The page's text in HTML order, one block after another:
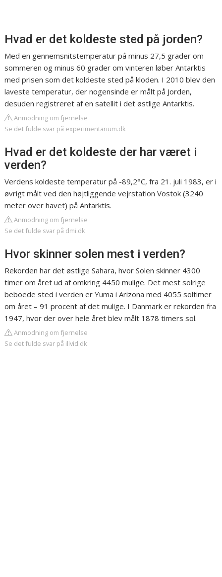
Hvad er det koldeste sted på jorden?
Med en gennemsnitstemperatur på minus 27,5 grader om
sommeren og minus 60 grader om vinteren løber Antarktis
med prisen som det koldeste sted på kloden. I 2010 blev den
laveste temperatur, der nogensinde er målt på Jorden,
desuden registreret af en satellit i det østlige Antarktis.
Anmodning om fjernelse
Se det fulde svar på experimentarium.dk
Hvad er det koldeste der har været i
verden?
Verdens koldeste temperatur på -89,2°C, fra 21. juli 1983, er i
øvrigt målt ved den højtliggende vejrstation Vostok (3240
meter over havet) på Antarktis.
Anmodning om fjernelse
Se det fulde svar på dmi.dk
Hvor skinner solen mest i verden?
Rekorden har det østlige Sahara, hvor Solen skinner 4300
timer om året ud af omkring 4450 mulige. Det mest solrige
beboede sted i verden er Yuma i Arizona med 4055 soltimer
om året – 91 procent af det mulige. I Danmark er rekorden fra
1947, hvor der over hele året blev målt 1878 timers sol.
Anmodning om fjernelse
Se det fulde svar på illvid.dk